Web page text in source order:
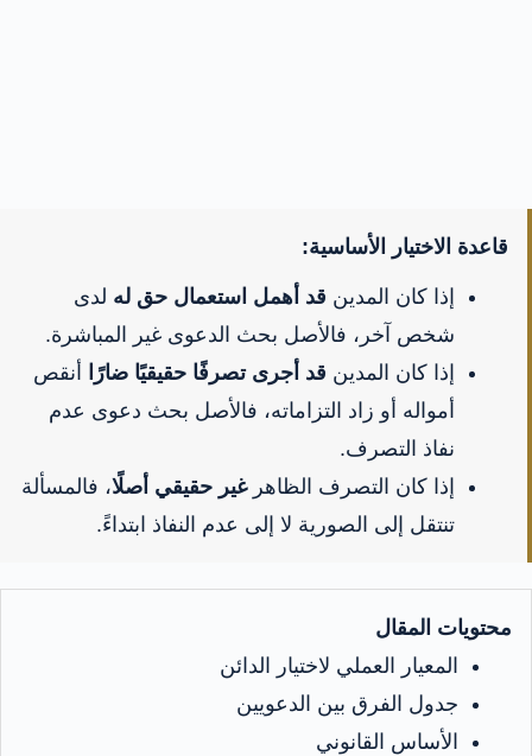
قاعدة الاختيار الأساسية:
إذا كان المدين قد أهمل استعمال حق له لدى
شخص آخر، فالأصل بحث الدعوى غير المباشرة.
إذا كان المدين قد أجرى تصرفًا حقيقيًا ضارًا
أنقص
أمواله أو زاد التزاماته، فالأصل بحث دعوى عدم
نفاذ التصرف.
إذا كان التصرف الظاهرغير حقيقي أصلًا، فالمسألة
تنتقل إلى الصورية لا إلى عدم النفاذ ابتداءً.
محتويات المقال
المعيار العملي لاختيار الدائن
جدول الفرق بين الدعويين
الأساس القانوني